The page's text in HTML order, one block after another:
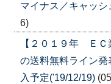
マイナス／キャッ
6)
【２０１９年 Ｅ
の送料無料ライン
入予定('19/12/19)